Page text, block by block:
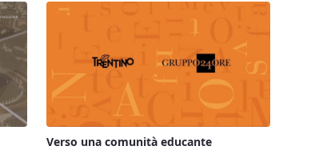
Verso una comunità educante